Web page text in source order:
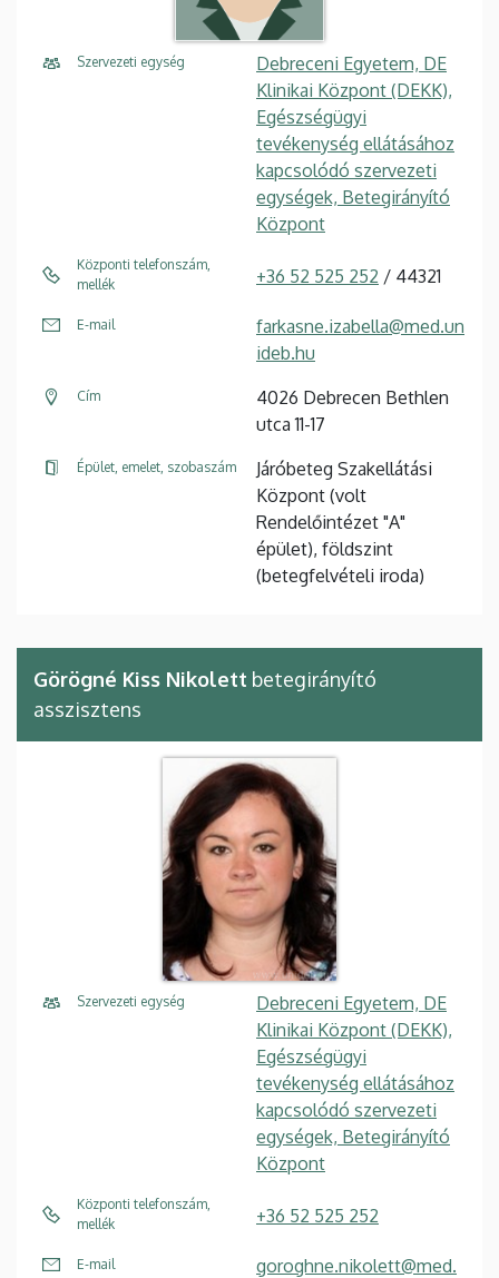
Szervezeti egység
Debreceni Egyetem, DE
Klinikai Központ (DEKK),
Egészségügyi
tevékenység ellátásához
kapcsolódó szervezeti
egységek, Betegirányító
Központ
Központi telefonszám,
mellék
+36 52 525 252 / 44321
E-mail
farkasne.izabella@med.un
ideb.hu
Cím
4026 Debrecen Bethlen
utca 11-17
Épület, emelet, szobaszám
Járóbeteg Szakellátási
Központ (volt
Rendelőintézet "A"
épület), földszint
(betegfelvételi iroda)
Görögné Kiss Nikolett betegirányító
asszisztens
Szervezeti egység
Debreceni Egyetem, DE
Klinikai Központ (DEKK),
Egészségügyi
tevékenység ellátásához
kapcsolódó szervezeti
egységek, Betegirányító
Központ
Központi telefonszám,
mellék
+36 52 525 252
E-mail
goroghne.nikolett@med.